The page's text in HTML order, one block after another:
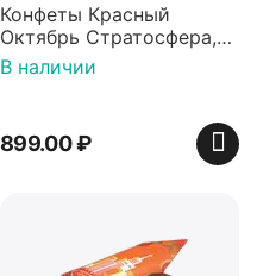
Конфеты Красный
Октябрь Стратосфера,
500гр
В наличии
899.00₽